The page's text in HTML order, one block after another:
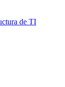
de TI